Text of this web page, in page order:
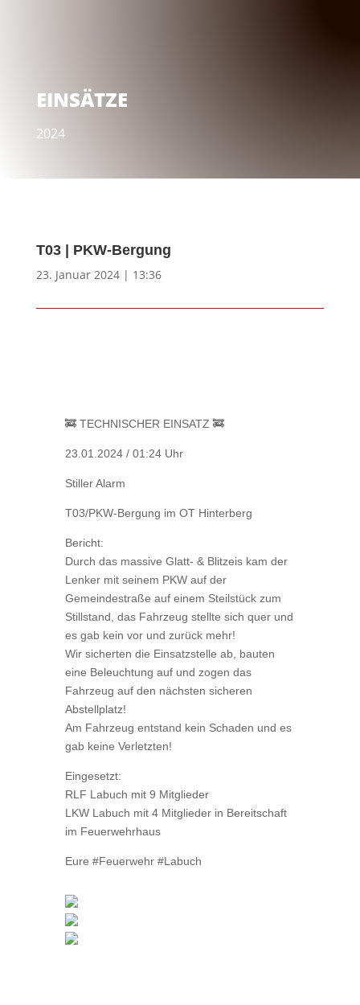
EINSÄTZE
2024
T03 | PKW-Bergung
23. Januar 2024 | 13:36
🚒 TECHNISCHER EINSATZ 🚒
23.01.2024 / 01:24 Uhr
Stiller Alarm
T03/PKW-Bergung im OT Hinterberg
Bericht:
Durch das massive Glatt- & Blitzeis kam der
Lenker mit seinem PKW auf der
Gemeindestraße auf einem Steilstück zum
Stillstand, das Fahrzeug stellte sich quer und
es gab kein vor und zurück mehr!
Wir sicherten die Einsatzstelle ab, bauten
eine Beleuchtung auf und zogen das
Fahrzeug auf den nächsten sicheren
Abstellplatz!
Am Fahrzeug entstand kein Schaden und es
gab keine Verletzten!
Eingesetzt:
RLF Labuch mit 9 Mitglieder
LKW Labuch mit 4 Mitglieder in Bereitschaft
im Feuerwehrhaus
Eure #Feuerwehr #Labuch